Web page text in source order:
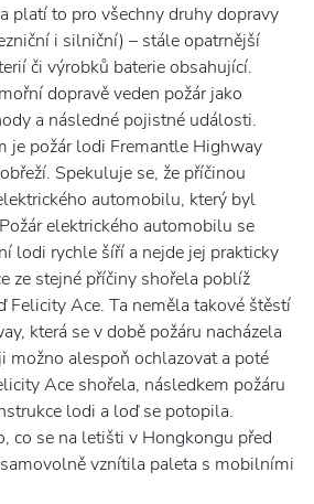
platí to pro všechny druhy dopravy
i silniční) – stále opatrnější
či výrobků baterie obsahující.
dopravě veden požár jako
a následné pojistné události.
je požár lodi Fremantle Highway
Spekuluje se, že příčinou
automobilu, který byl
elektrického automobilu se
lodi rychle šíří a nejde jej prakticky
ze stejné příčiny shořela poblíž
Felicity Ace. Ta neměla takové štěstí
která se v době požáru nacházela
možno alespoň ochlazovat a poté
Ace shořela, následkem požáru
lodi a loď se potopila.
co se na letišti v Hongkongu před
vznítila paleta s mobilními